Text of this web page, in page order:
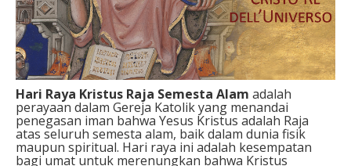
Hari Raya Kristus Raja Semesta Alam adalah
perayaan dalam Gereja Katolik yang menandai
penegasan iman bahwa Yesus Kristus adalah Raja
atas seluruh semesta alam, baik dalam dunia fisik
maupun spiritual. Hari raya ini adalah kesempatan
bagi umat untuk merenungkan bahwa Kristus